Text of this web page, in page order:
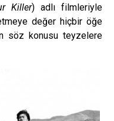
Killer) adlı filmleriyle
değer hiçbir öğe
söz konusu teyzelere